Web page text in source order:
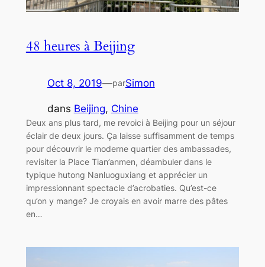
48 heures à Beijing
Oct 8, 2019—parSimon
dans Beijing, Chine
Deux ans plus tard, me revoici à Beijing pour un séjour
éclair de deux jours. Ça laisse suffisamment de temps
pour découvrir le moderne quartier des ambassades,
revisiter la Place Tian’anmen, déambuler dans le
typique hutong Nanluoguxiang et apprécier un
impressionnant spectacle d’acrobaties. Qu’est-ce
qu’on y mange? Je croyais en avoir marre des pâtes
en…